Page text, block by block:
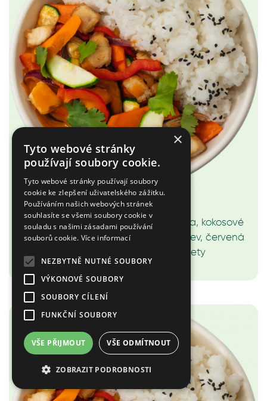
2.B Red curry - Krevety
Jasmínová rýže, červená curry pasta, kokosové
mléko, červená paprika, cuketa, mrkev, červená
cibule, koriandr, sezam, krevety
×
Tyto webové stránky
používají soubory cookie.
Tyto webové stránky používají soubory
cookie ke zlepšení uživatelského zážitku.
Používáním našich webových stránek
souhlasíte se všemi soubory cookie v
souladu s našimi zásadami používání
souborů cookie. Více informací
NEZBYTNĚ NUTNÉ SOUBORY
VÝKONOVÉ SOUBORY
SOUBORY CÍLENÍ
FUNKČNÍ SOUBORY
VŠE PŘIJMOUT VŠE ODMÍTNOUT
ZOBRAZIT PODROBNOSTI